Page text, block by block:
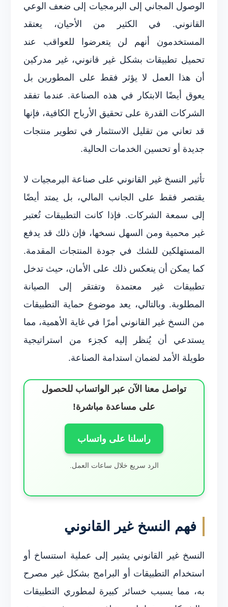
الوصول المجاني إلى البرمجيات إلى ضعف الوعي
القانوني. في الكثير من الأحيان، يعتقد
المستخدمون أنهم لن يتعرضوا للعواقب عند
تحميل تطبيقات بشكل غير قانوني، غير مدركين
أن هذا العمل لا يؤثر فقط على المطورين بل
يعوق أيضًا الابتكار في هذه الصناعة. عندما تفقد
الشركات القدرة على تحقيق الأرباح الكافية، فإنها
قد تعاني من تقليل الاستثمار في تطوير منتجات
جديدة أو تحسين الخدمات الحالية.
تأثير النسخ غير القانوني على صناعة البرمجيات لا
يقتصر فقط على الجانب المالي، بل يمتد أيضًا
إلى سمعة الشركات. فإذا كانت التطبيقات تُعتبر
غير محمية ومن السهل نسخها، فإن ذلك قد يدفع
المستهلكين للشك في جودة المنتجات المقدمة.
كما يمكن أن ينعكس ذلك على الأمان، حيث تدخل
تطبيقات غير معتمدة وتفتقر إلى الصيانة
المطلوبة. وبالتالي، يعد موضوع حماية التطبيقات
من النسخ غير القانوني أمرًا في غاية الأهمية، مما
يستدعي أن يُنظر إليه كجزء من استراتيجية
طويلة الأمد لضمان استدامة الصناعة.
تواصل معنا الآن عبر الواتساب للحصول
على مساعدة مباشرة!
راسلنا على واتساب
الرد سريع خلال ساعات العمل.
فهم النسخ غير القانوني
النسخ غير القانوني يشير إلى عملية استنساخ أو
استخدام التطبيقات أو البرامج بشكل غير مصرح
به، مما يسبب خسائر كبيرة لمطوري التطبيقات